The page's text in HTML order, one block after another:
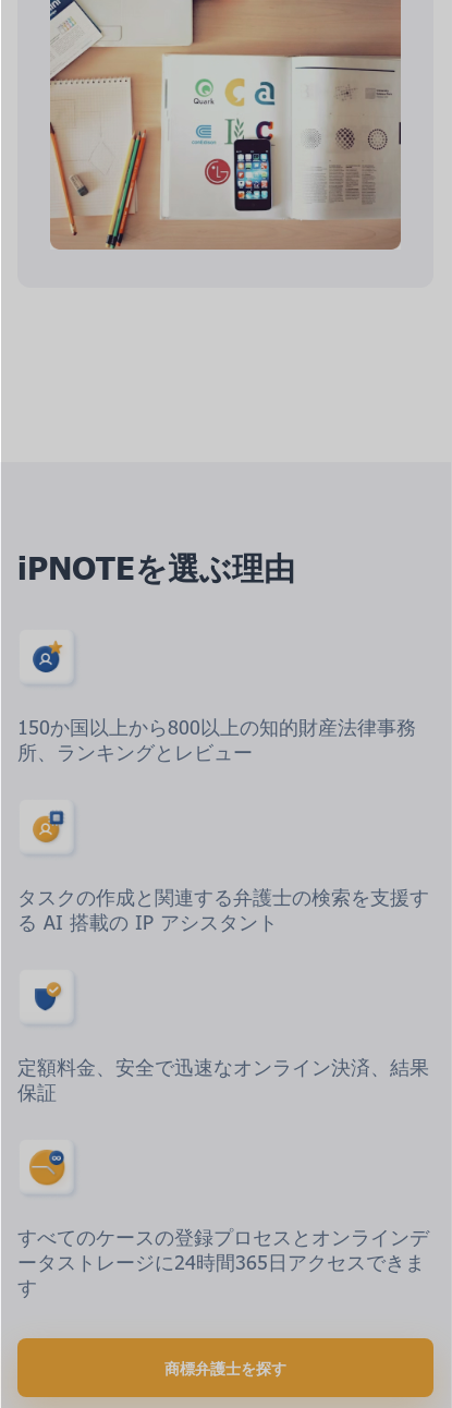
iPNOTEを選ぶ理由
150か国以上から800以上の知的財産法律事務
所、ランキングとレビュー
タスクの作成と関連する弁護士の検索を支援す
る AI 搭載の IP アシスタント
定額料金、安全で迅速なオンライン決済、結果
保証
すべてのケースの登録プロセスとオンラインデ
ータストレージに24時間365日アクセスできま
す
商標弁護士を探す